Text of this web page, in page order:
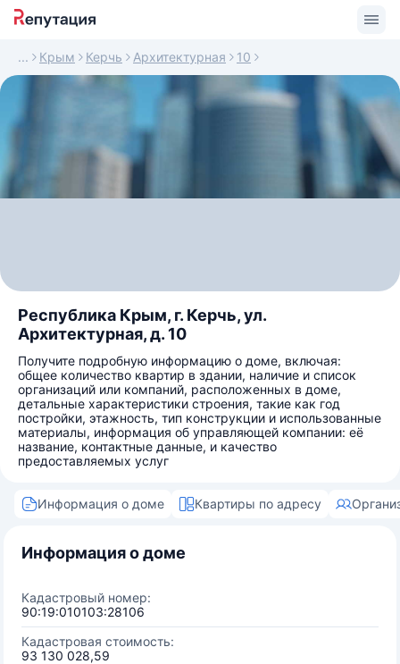
Крым Керчь Архитектурная 10
Республика Крым, г. Керчь, ул.
Архитектурная, д. 10
Получите подробную информацию о доме, включая:
общее количество квартир в здании, наличие и список
организаций или компаний, расположенных в доме,
детальные характеристики строения, такие как год
постройки, этажность, тип конструкции и использованные
материалы, информация об управляющей компании: её
название, контактные данные, и качество
предоставляемых услуг
Информация о доме Квартиры по адресу
Информация о доме
Кадастровый номер:
90:19:010103:28106
Кадастровая стоимость:
93 130 028,59